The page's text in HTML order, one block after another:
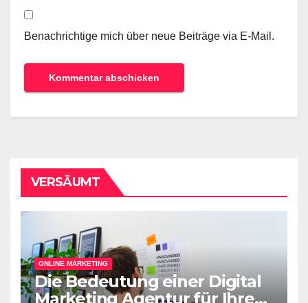
Benachrichtige mich über neue Beiträge via E-Mail.
VERSÄUMT
ONLINE MARKETING
Die Bedeutung einer Digital
Marketing Agentur für Ihren